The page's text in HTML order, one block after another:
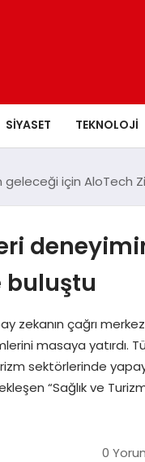
SIYASET TEKNOLOJI
için AloTech
buluştu
zekanın çağrı
masaya yatırdı.
sektörlerinde
“Sağlık ve
0